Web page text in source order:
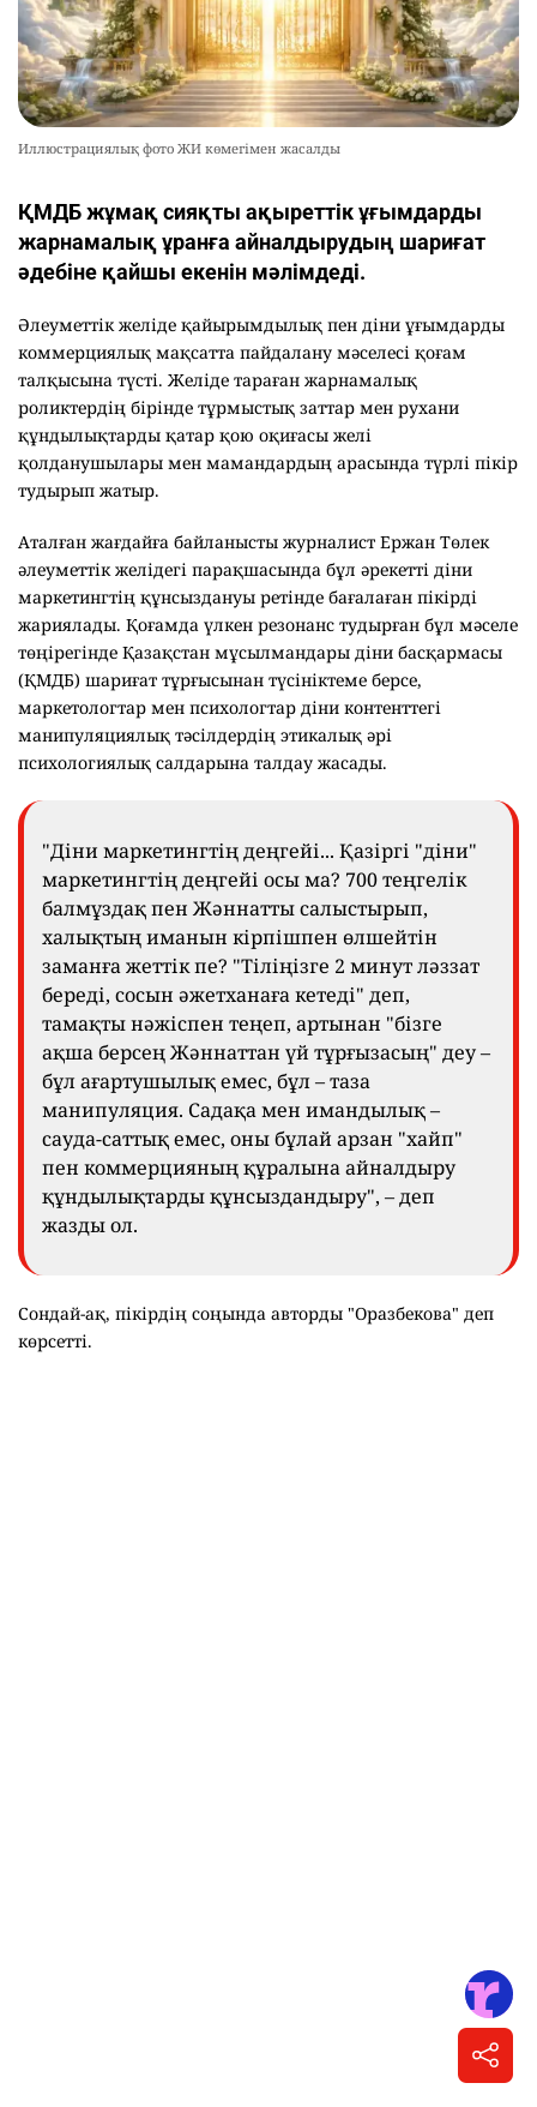
Иллюстрациялық фото ЖИ көмегімен жасалды
ҚМДБ жұмақ сияқты ақыреттік ұғымдарды
жарнамалық ұранға айналдырудың шариғат
әдебіне қайшы екенін мәлімдеді.
Әлеуметтік желіде қайырымдылық пен діни ұғымдарды
коммерциялық мақсатта пайдалану мәселесі қоғам
талқысына түсті. Желіде тараған жарнамалық
роликтердің бірінде тұрмыстық заттар мен рухани
құндылықтарды қатар қою оқиғасы желі
қолданушылары мен мамандардың арасында түрлі пікір
тудырып жатыр.
Аталған жағдайға байланысты журналист Ержан Төлек
әлеуметтік желідегі парақшасында бұл әрекетті діни
маркетингтің құнсыздануы ретінде бағалаған пікірді
жариялады. Қоғамда үлкен резонанс тудырған бұл мәселе
төңірегінде Қазақстан мұсылмандары діни басқармасы
(ҚМДБ) шариғат тұрғысынан түсініктеме берсе,
маркетологтар мен психологтар діни контенттегі
манипуляциялық тәсілдердің этикалық әрі
психологиялық салдарына талдау жасады.
"Діни маркетингтің деңгейі... Қазіргі "діни"
маркетингтің деңгейі осы ма? 700 теңгелік
балмұздақ пен Жәннатты салыстырып,
халықтың иманын кірпішпен өлшейтін
заманға жеттік пе? "Тіліңізге 2 минут ләззат
береді, сосын әжетханаға кетеді" деп,
тамақты нәжіспен теңеп, артынан "бізге
ақша берсең Жәннаттан үй тұрғызасың" деу –
бұл ағартушылық емес, бұл – таза
манипуляция. Садақа мен имандылық –
сауда-саттық емес, оны бұлай арзан "хайп"
пен коммерцияның құралына айналдыру
құндылықтарды құнсыздандыру", – деп
жазды ол.
Сондай-ақ, пікірдің соңында авторды "Оразбекова" деп
көрсетті.